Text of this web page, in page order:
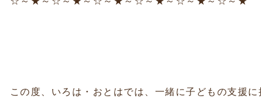
この度、いろは・おとはでは、一緒に子どもの支援